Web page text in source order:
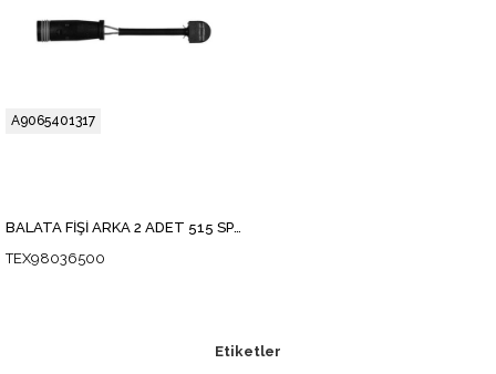
BALATA FİŞİ ARKA 2 ADET 515 SPRİNTER-CRAFTER 2007
TEX98036500
A9065401317
Etiketler